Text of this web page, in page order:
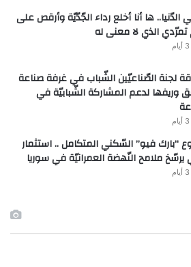
الدّنيا.. ها أنا أخلع رداء الجّدّيّة وأرقص على
تمرّدي الذي لا معنى له
لجنة الصّناعيّين الشّباب في غرفة صناعة
وريفها لدعم المشاركة الشّبابيّة في
“بارك فيو” السّكني المتكامل .. استثمار
ملامح النّهضة العمرانيّة في سوريا